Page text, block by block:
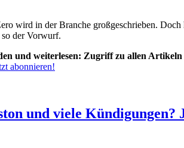
wird in der Branche großgeschrieben.
der Vorwurf.
und weiterlesen: Zugriff zu allen Artikeln
abonnieren!
und viele